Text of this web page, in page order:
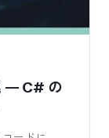
— C# の